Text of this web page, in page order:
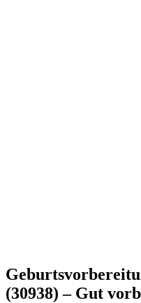
(30938) – Gut